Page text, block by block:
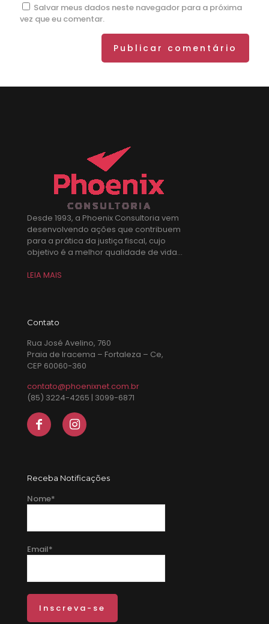
Salvar meus dados neste navegador para a próxima
vez que eu comentar.
Desde 1993, a Phoenix Consultoria vem
desenvolvendo ações que contribuem
para a prática da justiça fiscal, cujo
objetivo é a melhor qualidade de vida...
LEIA MAIS
Contato
Rua José Avelino, 760
Praia de Iracema – Fortaleza – Ce,
CEP 60060-360
contato@phoenixnet.com.br
(85) 3224-4265 | 3099-6871
Receba Notificações
Nome*
Email*